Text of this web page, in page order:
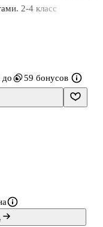
2-4 класс
до 59 бонусов